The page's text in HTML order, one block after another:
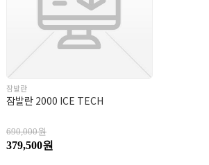
잠발란
잠발란 2000 ICE TECH
690,000원
379,500원